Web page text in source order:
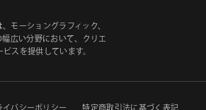
モーショングラフィック、
広い分野において、クリエ
スを提供しています。